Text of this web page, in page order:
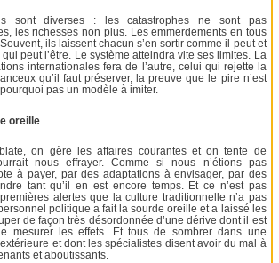
sont diverses : les catastrophes ne sont pas
les richesses non plus. Les emmerdements en tous
ils laissent chacun s’en sortir comme il peut et
peut l’être. Le système atteindra vite ses limites. La
internationales fera de l’autre, celui qui rejette la
qu’il faut préserver, la preuve que le pire n’est
pas un modèle à imiter.
oreille
on gère les affaires courantes et on tente de
nous effrayer. Comme si nous n’étions pas
à payer, par des adaptations à envisager, par des
tant qu’il en est encore temps. Et ce n’est pas
alertes que la culture traditionnelle n’a pas
politique a fait la sourde oreille et a laissé les
de façon très désordonnée d’une dérive dont il est
mesurer les effets. Et tous de sombrer dans une
et dont les spécialistes disent avoir du mal à
et aboutissants.